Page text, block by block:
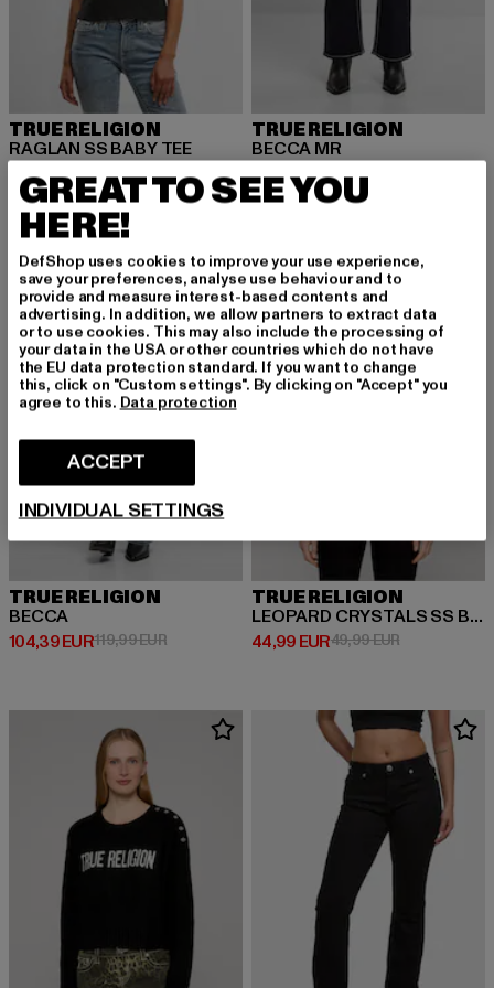
TRUE RELIGION
RAGLAN SS BABY TEE
41,29 EUR
Ajankohtainen hinta: 41,29 EUR
69,99 EURKampanjahinta: 69,99 EUR
TRUE RELIGION
BECCA MR
134,99 EUR
Ajankohtainen hinta: 134,99 EUR
149,99 EUR
-13%
TRUE RELIGION
BECCA
104,39 EUR
Ajankohtainen hinta: 104,39 EUR
119,99 EURKampanjahinta: 119,99 EUR
-10%
TRUE RELIGION
LEOPARD CRYSTALS SS BABY TEE
44,99 EUR
Ajankohtainen hinta: 44,99 EUR
49,99 EUR
GREAT TO SEE YOU
HERE!
DefShop uses cookies to improve your use experience,
save your preferences, analyse use behaviour and to
provide and measure interest-based contents and
advertising. In addition, we allow partners to extract data
or to use cookies. This may also include the processing of
your data in the USA or other countries which do not have
the EU data protection standard. If you want to change
this, click on "Custom settings". By clicking on "Accept" you
agree to this. Data protection
ACCEPT
INDIVIDUAL SETTINGS